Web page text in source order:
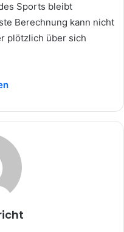
Sports bleibt
Berechnung kann nicht
plötzlich über sich